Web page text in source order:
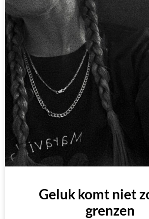
Geluk komt niet
grenzen